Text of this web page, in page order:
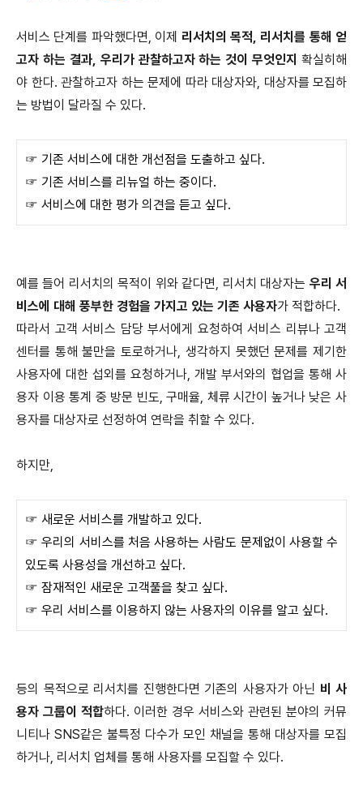
서비스 단계를 파악했다면, 이제 리서치의 목적, 리서치를 통해 얻
고자 하는 결과, 우리가 관찰하고자 하는 것이 무엇인지 확실히해
야 한다. 관찰하고자 하는 문제에 따라 대상자와, 대상자를 모집하
는 방법이 달라질 수 있다.
☞ 기존 서비스에 대한 개선점을 도출하고 싶다.
☞ 기존 서비스를 리뉴얼 하는 중이다.
☞ 서비스에 대한 평가 의견을 듣고 싶다.
예를 들어 리서치의 목적이 위와 같다면, 리서치 대상자는 우리 서
비스에 대해 풍부한 경험을 가지고 있는 기존 사용자가 적합하다.
따라서 고객 서비스 담당 부서에게 요청하여 서비스 리뷰나 고객
센터를 통해 불만을 토로하거나, 생각하지 못했던 문제를 제기한
사용자에 대한 섭외를 요청하거나, 개발 부서와의 협업을 통해 사
용자 이용 통계 중 방문 빈도, 구매율, 체류 시간이 높거나 낮은 사
용자를 대상자로 선정하여 연락을 취할 수 있다.
하지만,
☞ 새로운 서비스를 개발하고 있다.
☞ 우리의 서비스를 처음 사용하는 사람도 문제없이 사용할 수
있도록 사용성을 개선하고 싶다.
☞ 잠재적인 새로운 고객풀을 찾고 싶다.
☞ 우리 서비스를 이용하지 않는 사용자의 이유를 알고 싶다.
등의 목적으로 리서치를 진행한다면 기존의 사용자가 아닌 비 사
용자 그룹이 적합하다. 이러한 경우 서비스와 관련된 분야의 커뮤
니티나 SNS같은 불특정 다수가 모인 채널을 통해 대상자를 모집
하거나, 리서치 업체를 통해 사용자를 모집할 수 있다.